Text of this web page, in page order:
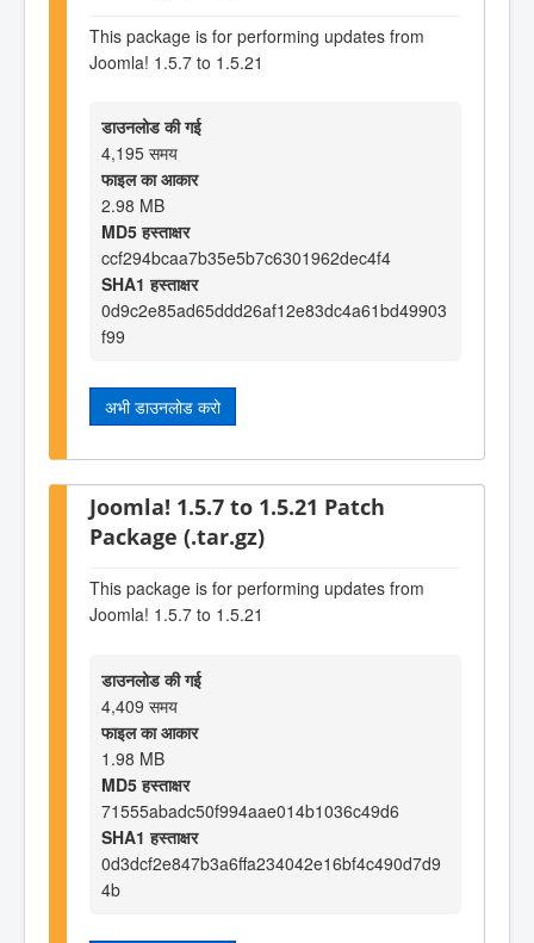
This package is for performing updates from
Joomla! 1.5.7 to 1.5.21
डाउनलोड की गई
4,195 समय
फाइल का आकार
2.98 MB
MD5 हस्ताक्षर
ccf294bcaa7b35e5b7c6301962dec4f4
SHA1 हस्ताक्षर
0d9c2e85ad65ddd26af12e83dc4a61bd49903
f99
अभी डाउनलोड करो
Joomla! 1.5.7 to 1.5.21 Patch
Package (.tar.gz)
This package is for performing updates from
Joomla! 1.5.7 to 1.5.21
डाउनलोड की गई
4,409 समय
फाइल का आकार
1.98 MB
MD5 हस्ताक्षर
71555abadc50f994aae014b1036c49d6
SHA1 हस्ताक्षर
0d3dcf2e847b3a6ffa234042e16bf4c490d7d9
4b